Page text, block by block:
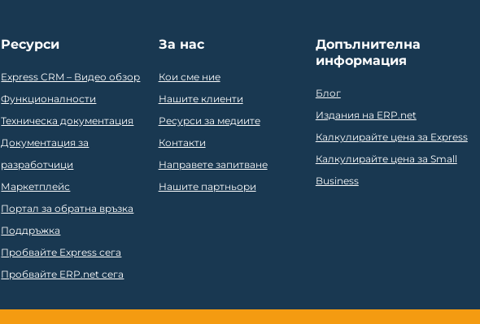
Ресурси
Express CRM – Видео обзор
Функционалности
Техническа документация
Документация за
разработчици
Маркетплейс
Портал за обратна връзка
Поддръжка
Пробвайте Express сега
Пробвайте ERP.net сега
За нас
Кои сме ние
Нашите клиенти
Ресурси за медиите
Контакти
Направете запитване
Нашите партньори
Допълнителна
информация
Блог
Издания на ERP.net
Калкулирайте цена за Express
Калкулирайте цена за Small
Business